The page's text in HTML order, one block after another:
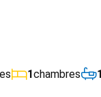
1chambres 1